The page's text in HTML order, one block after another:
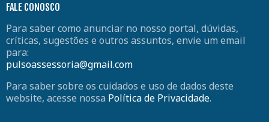
FALE CONOSCO
Para saber como anunciar no nosso portal, dúvidas,
críticas, sugestões e outros assuntos, envie um email
para:
pulsoassessoria@gmail.com
Para saber sobre os cuidados e uso de dados deste
website, acesse nossa Política de Privacidade.